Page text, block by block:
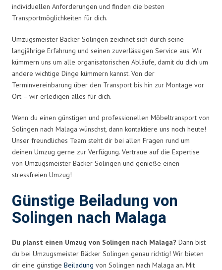
individuellen Anforderungen und finden die besten
Transportmöglichkeiten für dich.
Umzugsmeister Bäcker Solingen zeichnet sich durch seine
langjährige Erfahrung und seinen zuverlässigen Service aus. Wir
kümmern uns um alle organisatorischen Abläufe, damit du dich um
andere wichtige Dinge kümmern kannst. Von der
Terminvereinbarung über den Transport bis hin zur Montage vor
Ort – wir erledigen alles für dich.
Wenn du einen günstigen und professionellen Möbeltransport von
Solingen nach Malaga wünschst, dann kontaktiere uns noch heute!
Unser freundliches Team steht dir bei allen Fragen rund um
deinen Umzug gerne zur Verfügung. Vertraue auf die Expertise
von Umzugsmeister Bäcker Solingen und genieße einen
stressfreien Umzug!
Günstige Beiladung von
Solingen nach Malaga
Du planst einen Umzug von Solingen nach Malaga? Dann bist
du bei Umzugsmeister Bäcker Solingen genau richtig! Wir bieten
dir eine günstige Beiladung von Solingen nach Malaga an. Mit